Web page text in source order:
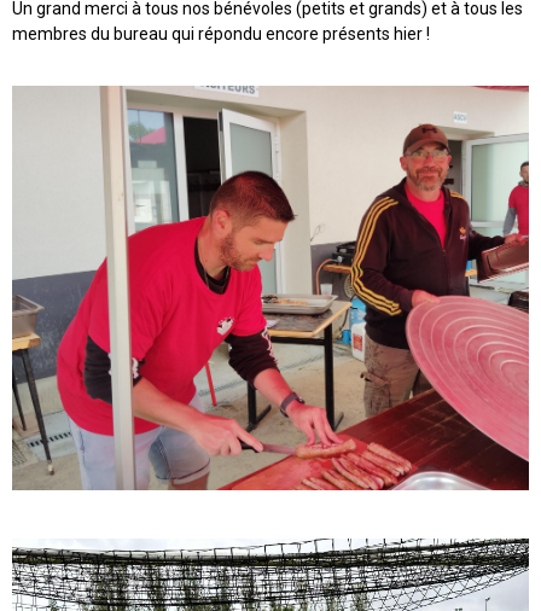
Un grand merci à tous nos bénévoles (petits et grands) et à tous les
membres du bureau qui répondu encore présents hier !